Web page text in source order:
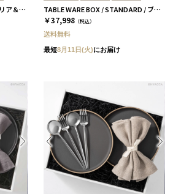
TABLE WARE BOX / BASIC / クリア＆ブラックシルバー TABLE WARE BOX / STANDARD / ブラック
￥37,998 （税込）
送料無料
最短8月11日(火)にお届け